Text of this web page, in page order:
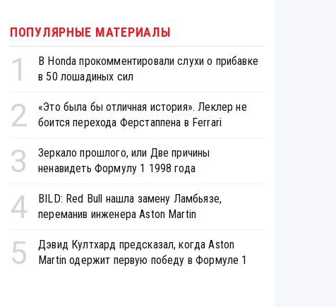
ПОПУЛЯРНЫЕ МАТЕРИАЛЫ
1
В Honda прокомментировали слухи о прибавке
в 50 лошадиных сил
2
«Это была бы отличная история». Леклер не
боится перехода Ферстаппена в Ferrari
3
Зеркало прошлого, или Две причины
ненавидеть Формулу 1 1998 года
4
BILD: Red Bull нашла замену Ламбьязе,
переманив инженера Aston Martin
5
Дэвид Култхард предсказал, когда Aston
Martin одержит первую победу в Формуле 1